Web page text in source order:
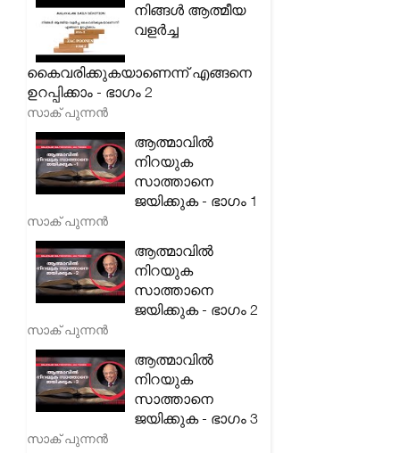
നിങ്ങൾ ആത്മീയ
വളർച്ച
കൈവരിക്കുകയാണെന്ന് എങ്ങനെ
ഉറപ്പിക്കാം - ഭാഗം 2
സാക് പുന്നൻ
ആത്മാവിൽ
നിറയുക
സാത്താനെ
ജയിക്കുക - ഭാഗം 1
സാക് പുന്നൻ
ആത്മാവിൽ
നിറയുക
സാത്താനെ
ജയിക്കുക - ഭാഗം 2
സാക് പുന്നൻ
ആത്മാവിൽ
നിറയുക
സാത്താനെ
ജയിക്കുക - ഭാഗം 3
സാക് പുന്നൻ